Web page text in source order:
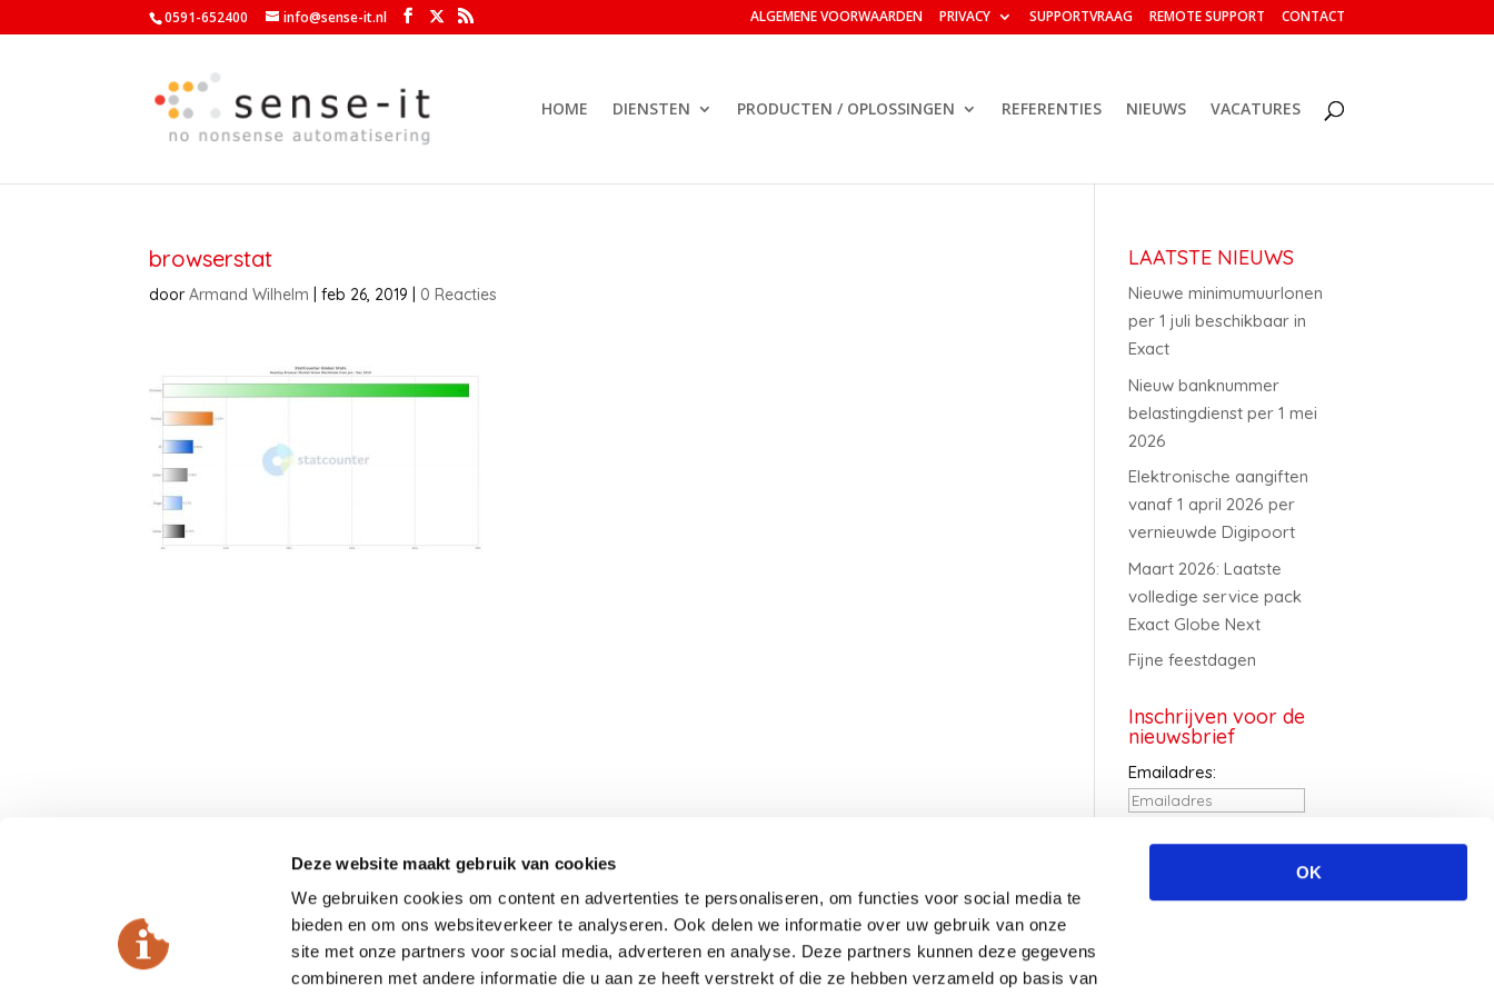
Deze website maakt gebruik van cookies
We gebruiken cookies om content en advertenties te personaliseren, om functies voor social media te
bieden en om ons websiteverkeer te analyseren. Ook delen we informatie over uw gebruik van onze
site met onze partners voor social media, adverteren en analyse. Deze partners kunnen deze gegevens
combineren met andere informatie die u aan ze heeft verstrekt of die ze hebben verzameld op basis van
OK
0591-652400 info@sense-it.nl ALGEMENE VOORWAARDEN PRIVACY SUPPORTVRAAG REMOTE SUPPORT CONTACT
HOME DIENSTEN PRODUCTEN / OPLOSSINGEN REFERENTIES NIEUWS VACATURES
browserstat
doorArmand Wilhelm |feb 26, 2019 0 Reacties
LAATSTE NIEUWS
Nieuwe minimumuurlonen
per 1 juli beschikbaar in
Exact
Nieuw banknummer
belastingdienst per 1 mei
2026
Elektronische aangiften
vanaf 1 april 2026 per
vernieuwde Digipoort
Maart 2026: Laatste
volledige service pack
Exact Globe Next
Fijne feestdagen
Inschrijven voor de
nieuwsbrief
Emailadres:
Voornaam: